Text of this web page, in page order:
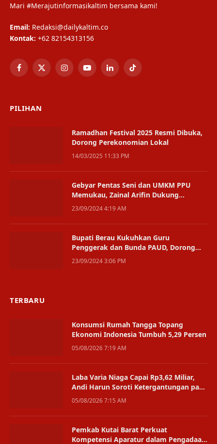
Mari #Merajutinformasikaltim bersama kami!
Email: Redaksi@dailykaltim.co
Kontak: +62 82154313156
Facebook
X
InstagramYouTubeLinkedInTikTok
PILIHAN
Ramadhan Festival 2025 Resmi Dibuka,
Dorong Perekonomian Lokal
14/03/2025 11:33 PM
Gebyar Pentas Seni dan UMKM PPU
Memukau, Zainal Arifin Dukung
Pertumbuhan Ekonomi Lokal
23/09/2024 4:19 AM
Bupati Berau Kukuhkan Guru
Penggerak dan Bunda PAUD, Dorong
Pendidikan Berkualitas
23/09/2024 3:06 PM
TERBARU
Konsumsi Rumah Tangga Topang
Ekonomi Indonesia Tumbuh 5,29 Persen
05/08/2026 7:19 AM
Laba Varia Niaga Capai Rp3,62 Miliar,
Andi Harun Soroti Ketergantungan pada
Satu Bisnis
05/08/2026 7:15 AM
Pemkab Kutai Barat Perkuat
Kompetensi Aparatur dalam Pengadaan